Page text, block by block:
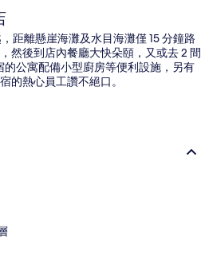
距離懸崖海灘及水目海灘僅 15 分鐘路
然後到店內餐廳大快朵頤，又或去 2 間
公寓配備小型廚房等便利設施，另有
的熱心員工讚不絕口。